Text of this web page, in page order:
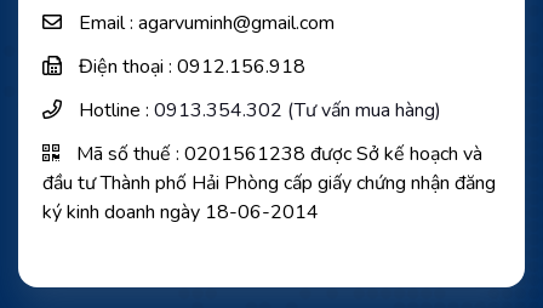
Email : agarvuminh@gmail.com
Điện thoại : 0912.156.918
Hotline : 0913.354.302 (Tư vấn mua hàng)
Mã số thuế : 0201561238 được Sở kế hoạch và
đầu tư Thành phố Hải Phòng cấp giấy chứng nhận đăng
ký kinh doanh ngày 18-06-2014